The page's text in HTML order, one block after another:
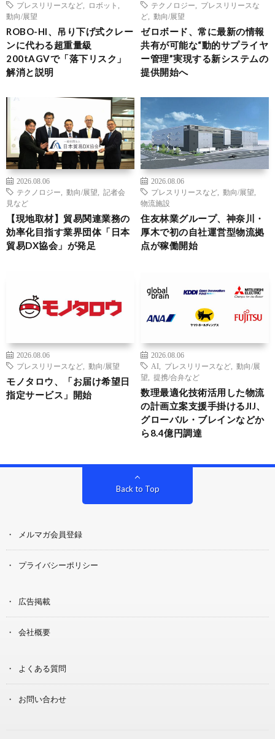
プレスリリースなど
ロボット
動向/展望
ROBO-HI、吊り下げ式クレー
ンに代わる超重量級
200tAGVで「落下リスク」
解消と説明
テクノロジー
プレスリリースな
ど
動向/展望
ゼロボード、常に最新の情報
共有が可能な“動的サプライヤ
ー管理”実現する新システムの
提供開始へ
2026.08.06
テクノロジー
動向/展望
記者会
見など
【現地取材】貿易関連業務の
効率化目指す業界団体「日本
貿易DX協会」が発足
2026.08.06
プレスリリースなど
動向/展望
物流施設
住友林業グループ、神奈川・
厚木で初の自社運営型物流拠
点が稼働開始
2026.08.06
プレスリリースなど
動向/展望
モノタロウ、「お届け希望日
指定サービス」開始
2026.08.06
AI
プレスリリースなど
動向/展
望
提携/合弁など
数理最適化技術活用した物流
の計画立案支援手掛けるJIJ、
グローバル・ブレインなどか
ら8.4億円調達
Back to Top
メルマガ会員登録
プライバシーポリシー
広告掲載
会社概要
よくある質問
お問い合わせ